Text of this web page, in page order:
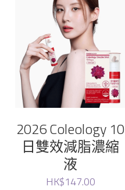
Vella
Yuzumi
Fatera
Lacto-Fit
bravity
lefilleo
2026 Coleology 10
日雙效減脂濃縮
液
HK$147.00